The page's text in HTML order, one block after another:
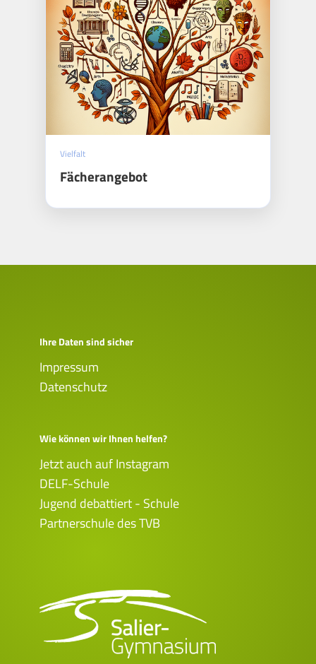
Vielfalt
Fächerangebot
Ihre Daten sind sicher
Impressum
Datenschutz
Wie können wir Ihnen helfen?
Jetzt auch auf Instagram
DELF-Schule
Jugend debattiert - Schule
Partnerschule des TVB